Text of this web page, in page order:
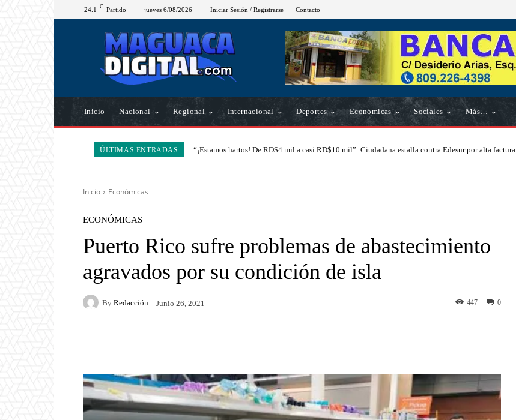
24.1 C Partido jueves 6/08/2026 Iniciar Sesión / Registrarse Contacto
Inicio Nacional Regional Internacional Deportes Económicas Sociales Más…
ÚLTIMAS ENTRADAS “¡Estamos hartos! De RD$4 mil a casi RD$10 mil”: Ciudadana estalla contra Edesur por alta factura
Inicio Económicas
ECONÓMICAS
Puerto Rico sufre problemas de abastecimiento
agravados por su condición de isla
By Redacción Junio 26, 2021 0
447